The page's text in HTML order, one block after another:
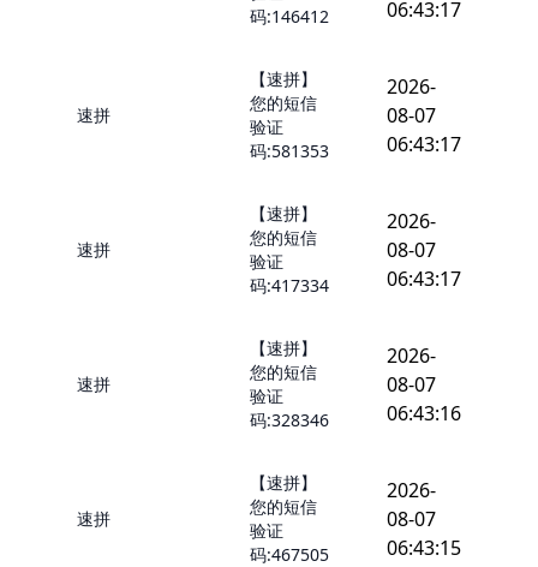
码:146412
06:43:17
速拼
【速拼】
您的短信
验证
码:581353
2026-
08-07
06:43:17
速拼
【速拼】
您的短信
验证
码:417334
2026-
08-07
06:43:17
速拼
【速拼】
您的短信
验证
码:328346
2026-
08-07
06:43:16
速拼
【速拼】
您的短信
验证
码:467505
2026-
08-07
06:43:15